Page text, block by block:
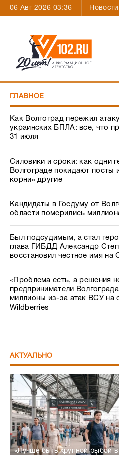
06 Авг 2026 03:36
ГЛАВНОЕ
Как Волгоград пережил
украинских БПЛА: все, что
31 июля
Силовики и сроки: как одни
Волгограде покидают посты
корни» другие
Кандидаты в Госдуму от
области померились
Был подсудимым, а стал
глава ГИБДД Александр
восстановил честное имя на
«Проблема есть, а решения
предприниматели
миллионы из-за атак ВСУ на
Wildberries
АКТУАЛЬНО
«Лучше быть крупной рыбой в